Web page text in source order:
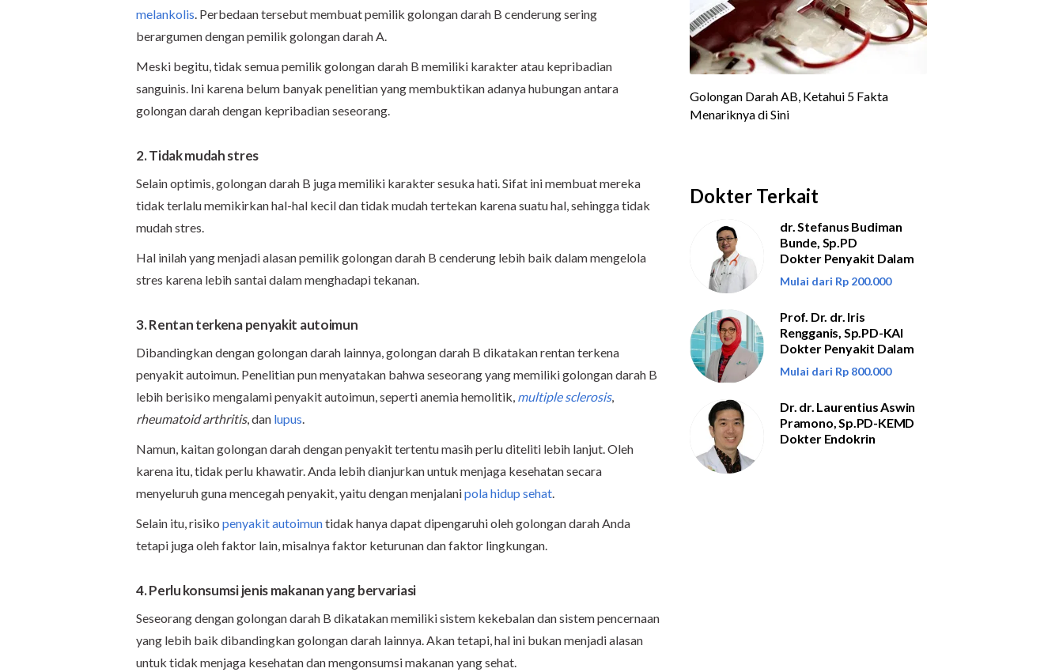
melankolis. Perbedaan tersebut membuat pemilik golongan darah B cenderung sering
berargumen dengan pemilik golongan darah A.
Meski begitu, tidak semua pemilik golongan darah B memiliki karakter atau kepribadian
sanguinis. Ini karena belum banyak penelitian yang membuktikan adanya hubungan antara
golongan darah dengan kepribadian seseorang.
2. Tidak mudah stres
Selain optimis, golongan darah B juga memiliki karakter sesuka hati. Sifat ini membuat mereka
tidak terlalu memikirkan hal-hal kecil dan tidak mudah tertekan karena suatu hal, sehingga tidak
mudah stres.
Hal inilah yang menjadi alasan pemilik golongan darah B cenderung lebih baik dalam mengelola
stres karena lebih santai dalam menghadapi tekanan.
3. Rentan terkena penyakit autoimun
Dibandingkan dengan golongan darah lainnya, golongan darah B dikatakan rentan terkena
penyakit autoimun. Penelitian pun menyatakan bahwa seseorang yang memiliki golongan darah B
lebih berisiko mengalami penyakit autoimun, seperti anemia hemolitik, multiple sclerosis,
rheumatoid arthritis, dan lupus.
Namun, kaitan golongan darah dengan penyakit tertentu masih perlu diteliti lebih lanjut. Oleh
karena itu, tidak perlu khawatir. Anda lebih dianjurkan untuk menjaga kesehatan secara
menyeluruh guna mencegah penyakit, yaitu dengan menjalanipola hidup sehat.
Selain itu, risiko penyakit autoimuntidak hanya dapat dipengaruhi oleh golongan darah Anda
tetapi juga oleh faktor lain, misalnya faktor keturunan dan faktor lingkungan.
4. Perlu konsumsi jenis makanan yang bervariasi
Seseorang dengan golongan darah B dikatakan memiliki sistem kekebalan dan sistem pencernaan
yang lebih baik dibandingkan golongan darah lainnya. Akan tetapi, hal ini bukan menjadi alasan
untuk tidak menjaga kesehatan dan mengonsumsi makanan yang sehat.
Dokter Terkait